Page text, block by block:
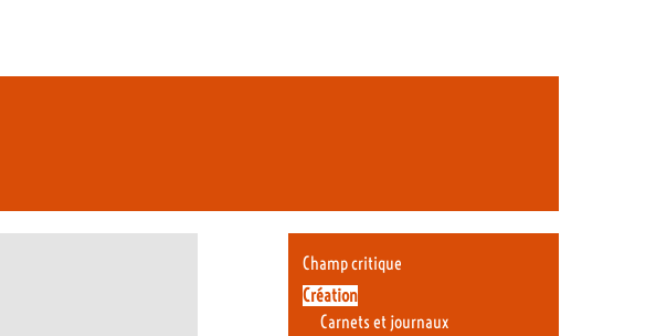
Champ critique
Création
Carnets et journaux